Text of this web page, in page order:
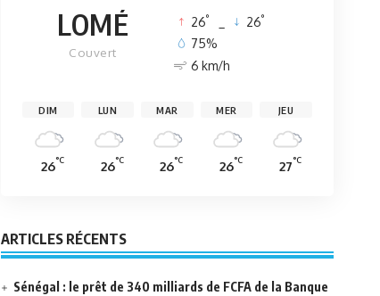
LOMÉ
Couvert
26° 26°
75%
6 km/h
DIM
26°C
LUN
26°C
MAR
26°C
MER
26°C
JEU
27°C
ARTICLES RÉCENTS
Sénégal : le prêt de 340 milliards de FCFA de la Banque